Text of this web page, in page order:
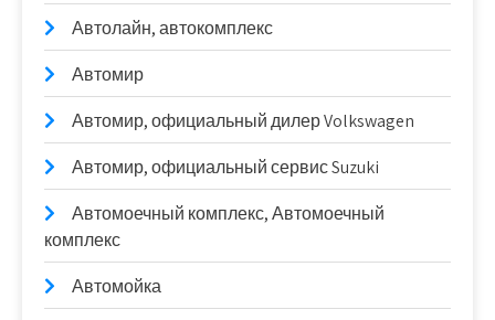
Автолайн, автокомплекс
Автомир
Автомир, официальный дилер Volkswagen
Автомир, официальный сервис Suzuki
Автомоечный комплекс, Автомоечный
комплекс
Автомойка